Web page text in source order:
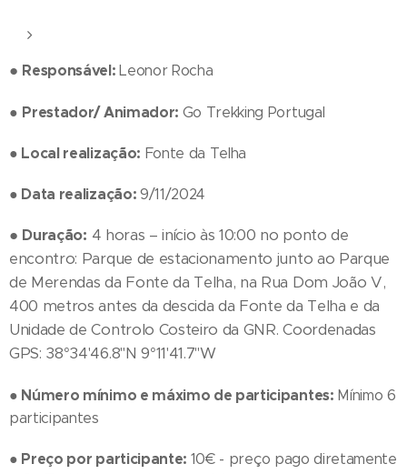
● Responsável:Leonor Rocha
● Prestador/ Animador: Go Trekking Portugal
● Local realização: Fonte da Telha
● Data realização: 9/11/2024
● Duração: 4 horas – início às 10:00 no ponto de
encontro: Parque de estacionamento junto ao Parque
de Merendas da Fonte da Telha, na Rua Dom João V,
400 metros antes da descida da Fonte da Telha e da
Unidade de Controlo Costeiro da GNR. Coordenadas
GPS: 38°34'46.8"N 9°11'41.7"W
● Número mínimo e máximo de participantes: Mínimo 6
participantes
● Preço por participante: 10€ - preço pago diretamente